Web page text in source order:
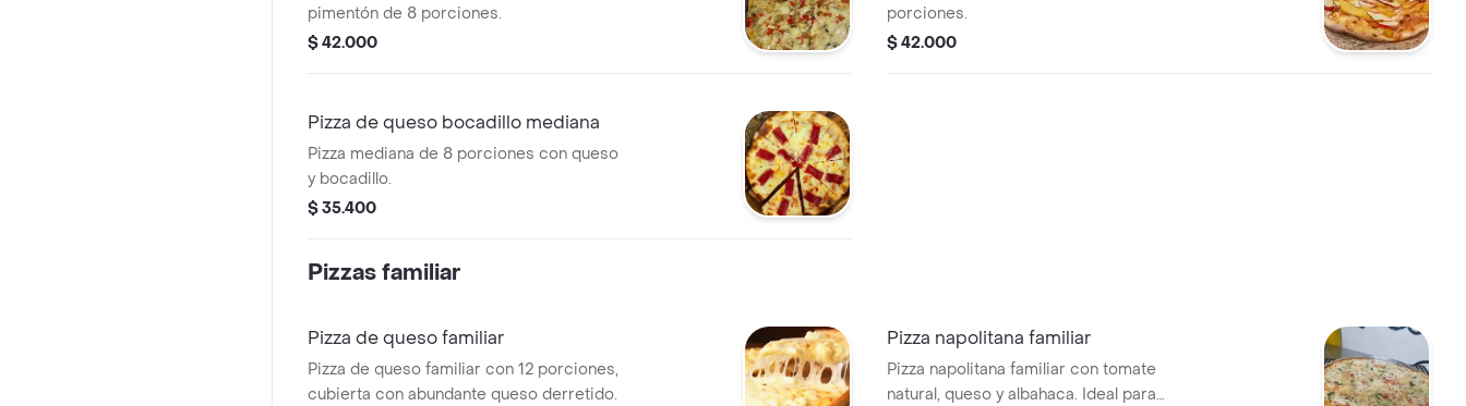
pimentón de 8 porciones.
$ 42.000
porciones.
$ 42.000
Pizza de queso bocadillo mediana
Pizza mediana de 8 porciones con queso
y bocadillo.
$ 35.400
Pizzas familiar
Pizza de queso familiar
Pizza de queso familiar con 12 porciones,
cubierta con abundante queso derretido.
Pizza napolitana familiar
Pizza napolitana familiar con tomate
natural, queso y albahaca. Ideal para